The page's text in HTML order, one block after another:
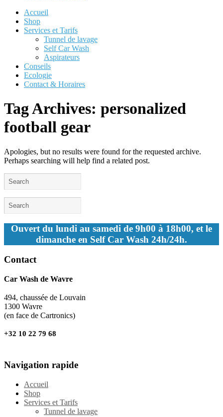
Accueil
Shop
Services et Tarifs
Tunnel de lavage
Self Car Wash
Aspirateurs
Conseils
Ecologie
Contact & Horaires
Tag Archives: personalized
football gear
Apologies, but no results were found for the requested archive.
Perhaps searching will help find a related post.
Ouvert du lundi au samedi de 9h00 à 18h00, et le
dimanche en Self Car Wash 24h/24h.
Contact
Car Wash de Wavre
494, chaussée de Louvain
1300 Wavre
(en face de Cartronics)
+32 10 22 79 68
Navigation rapide
Accueil
Shop
Services et Tarifs
Tunnel de lavage